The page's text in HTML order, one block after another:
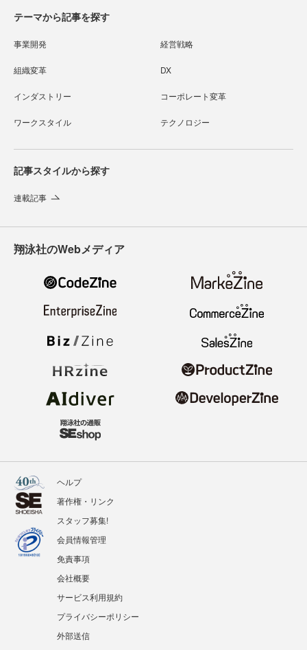
テーマから記事を探す
事業開発 経営戦略
組織変革 DX
インダストリー コーポレート変革
ワークスタイル テクノロジー
記事スタイルから探す
連載記事
翔泳社のWebメディア
ヘルプ
著作権・リンク
スタッフ募集!
会員情報管理
免責事項
会社概要
サービス利用規約
プライバシーポリシー
外部送信